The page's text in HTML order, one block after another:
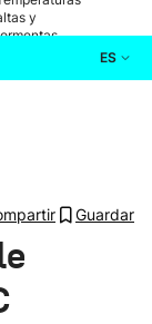
y
ES
Guardar